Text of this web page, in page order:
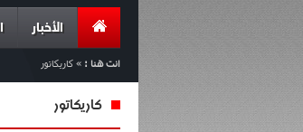
الأخبار
انت هنا : » كاريكاتور
كاريكاتور